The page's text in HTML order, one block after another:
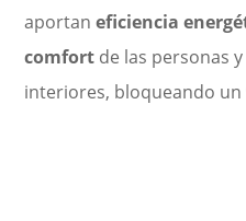
aportan eficiencia
comfort de las personas
interiores, bloqueando un